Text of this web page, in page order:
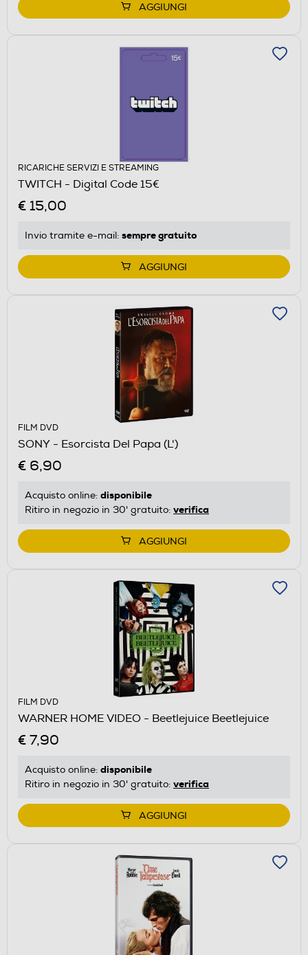
AGGIUNGI
RICARICHE SERVIZI E STREAMING
TWITCH - Digital Code 15€
€ 15,00
Invio tramite e-mail: sempre gratuito
AGGIUNGI
FILM DVD
SONY - Esorcista Del Papa (L')
€ 6,90
Acquisto online: disponibile
Ritiro in negozio in 30' gratuito: verifica
AGGIUNGI
FILM DVD
WARNER HOME VIDEO - Beetlejuice Beetlejuice
€ 7,90
Acquisto online: disponibile
Ritiro in negozio in 30' gratuito: verifica
AGGIUNGI